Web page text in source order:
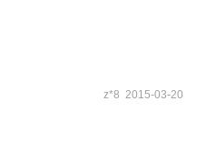
z*8 2015-03-20